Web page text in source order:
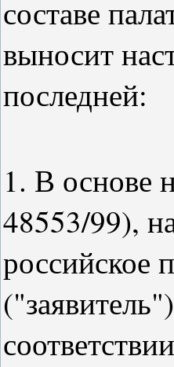
составе
выносит
последней:
1. В основе
48553/99),
российское